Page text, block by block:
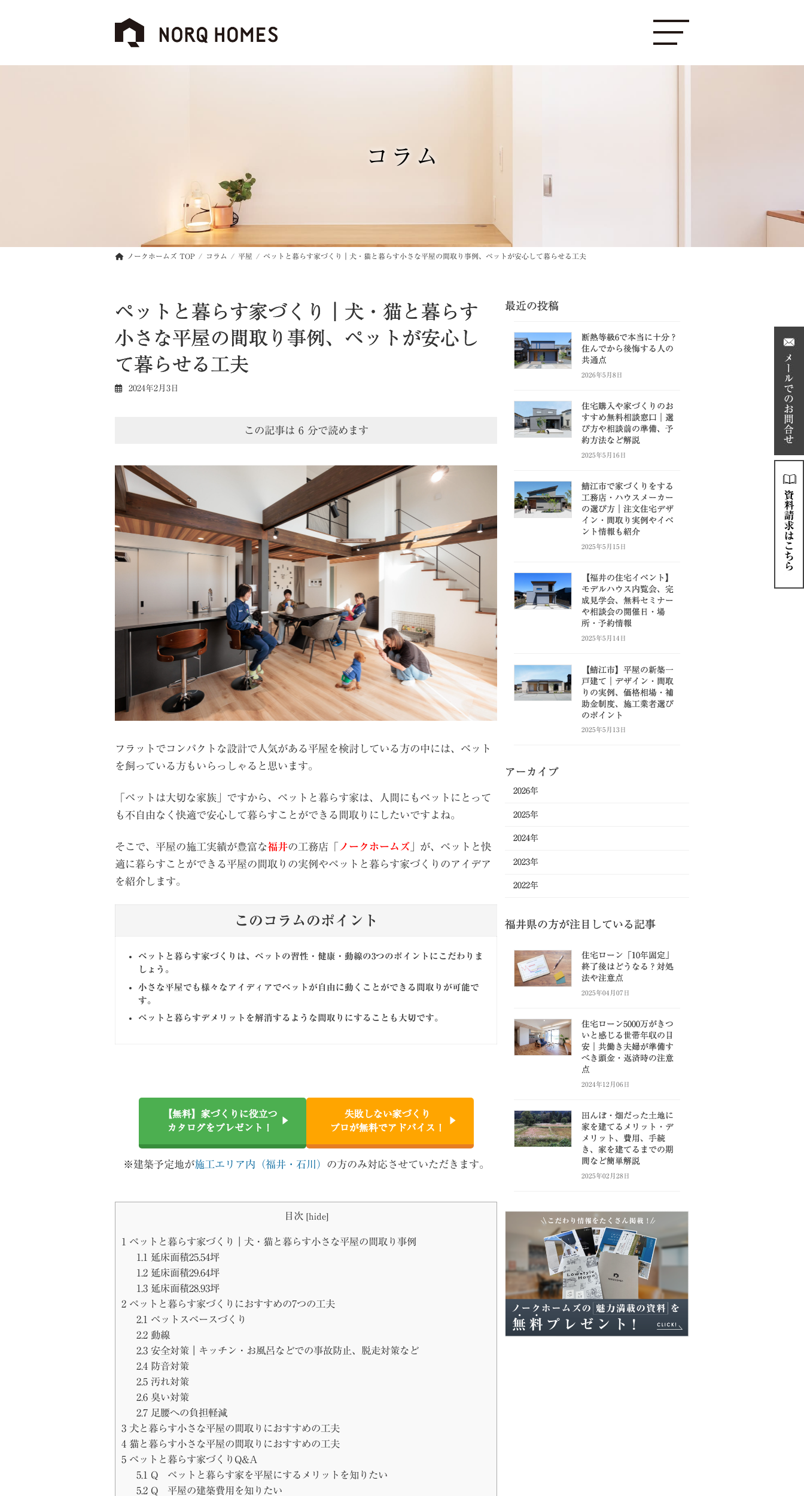
コラム
ノークホームズ TOP コラム 平屋 ペットと暮らす家づくり｜犬・猫と暮らす小さな平屋の間取り事例、ペットが安心して暮らせる工夫
ペットと暮らす家づくり｜犬・猫と暮らす
小さな平屋の間取り事例、ペットが安心し
て暮らせる工夫
2024年2月3日
この記事は 6 分で読めます
フラットでコンパクトな設計で人気がある平屋を検討している方の中には、ペット
を飼っている方もいらっしゃると思います。
「ペットは大切な家族」ですから、ペットと暮らす家は、人間にもペットにとって
も不自由なく快適で安心して暮らすことができる間取りにしたいですよね。
そこで、平屋の施工実績が豊富な福井の工務店「 ノークホームズ 」が、ペットと快
適に暮らすことができる平屋の間取りの実例やペットと暮らす家づくりのアイデア
を紹介します。
このコラムのポイント
ペットと暮らす家づくりは、ペットの習性・健康・動線の3つのポイントにこだわりま
しょう。
小さな平屋でも様々なアイディアでペットが自由に動くことができる間取りが可能で
す。
ペットと暮らすデメリットを解消するような間取りにすることも大切です。
【無料】家づくりに役立つ
カタログをプレゼント！
失敗しない家づくり
プロが無料でアドバイス！
※建築予定地が施工エリア内（福井・石川） の方のみ対応させていただきます。
目次 [hide]
1
ペットと暮らす家づくり｜犬・猫と暮らす小さな平屋の間取り事例
1.1
延床面積25.54坪
1.2延床面積29.64坪
1.3延床面積28.93坪
2 ペットと暮らす家づくりにおすすめの7つの工夫
2.1
ペットスペースづくり
2.2動線
2.3安全対策｜キッチン・お風呂などでの事故防止、脱走対策など
2.4防音対策
2.5汚れ対策
2.6臭い対策
2.7足腰への負担軽減
3 犬と暮らす小さな平屋の間取りにおすすめの工夫
4 猫と暮らす小さな平屋の間取りにおすすめの工夫
5 ペットと暮らす家づくりQ&A
5.1
Q ペットと暮らす家を平屋にするメリットを知りたい
5.2Q 平屋の建築費用を知りたい
最近の投稿
断熱等級6で本当に十分？
住んでから後悔する人の
共通点
2026年5月8日
住宅購入や家づくりのお
すすめ無料相談窓口｜選
び方や相談前の準備、予
約方法など解説
2025年5月16日
鯖江市で家づくりをする
工務店・ハウスメーカー
の選び方｜注文住宅デザ
イン・間取り実例やイベ
ント情報も紹介
2025年5月15日
【福井の住宅イベント】
モデルハウス内覧会、完
成見学会、無料セミナー
や相談会の開催日・場
所・予約情報
2025年5月14日
【鯖江市】平屋の新築一
戸建て｜デザイン・間取
りの実例、価格相場・補
助金制度、施工業者選び
のポイント
2025年5月13日
アーカイブ
2026年
2025年
2024年
2023年
2022年
福井県の方が注目している記事
住宅ローン「10年固定」
終了後はどうなる？対処
法や注意点
2025年04月07日
住宅ローン5000万がきつ
いと感じる世帯年収の目
安｜共働き夫婦が準備す
べき頭金・返済時の注意
点
2024年12月06日
田んぼ・畑だった土地に
家を建てるメリット・デ
メリット、費用、手続
き、家を建てるまでの期
間など簡単解説
2025年02月28日